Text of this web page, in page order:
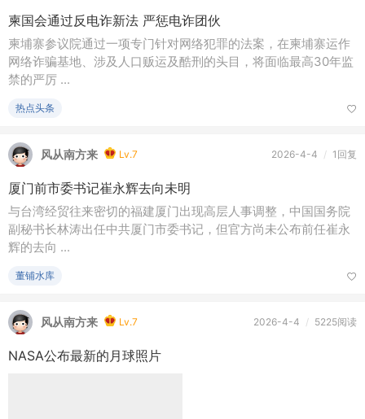
柬国会通过反电诈新法 严惩电诈团伙
柬埔寨参议院通过一项专门针对网络犯罪的法案，在柬埔寨运作
网络诈骗基地、涉及人口贩运及酷刑的头目，将面临最高30年监
禁的严厉 ...
热点头条
风从南方来 Lv.7 2026-4-4 / 1回复
厦门前市委书记崔永辉去向未明
与台湾经贸往来密切的福建厦门出现高层人事调整，中国国务院
副秘书长林涛出任中共厦门市委书记，但官方尚未公布前任崔永
辉的去向 ...
董铺水库
风从南方来 Lv.7 2026-4-4 / 5225阅读
NASA公布最新的月球照片